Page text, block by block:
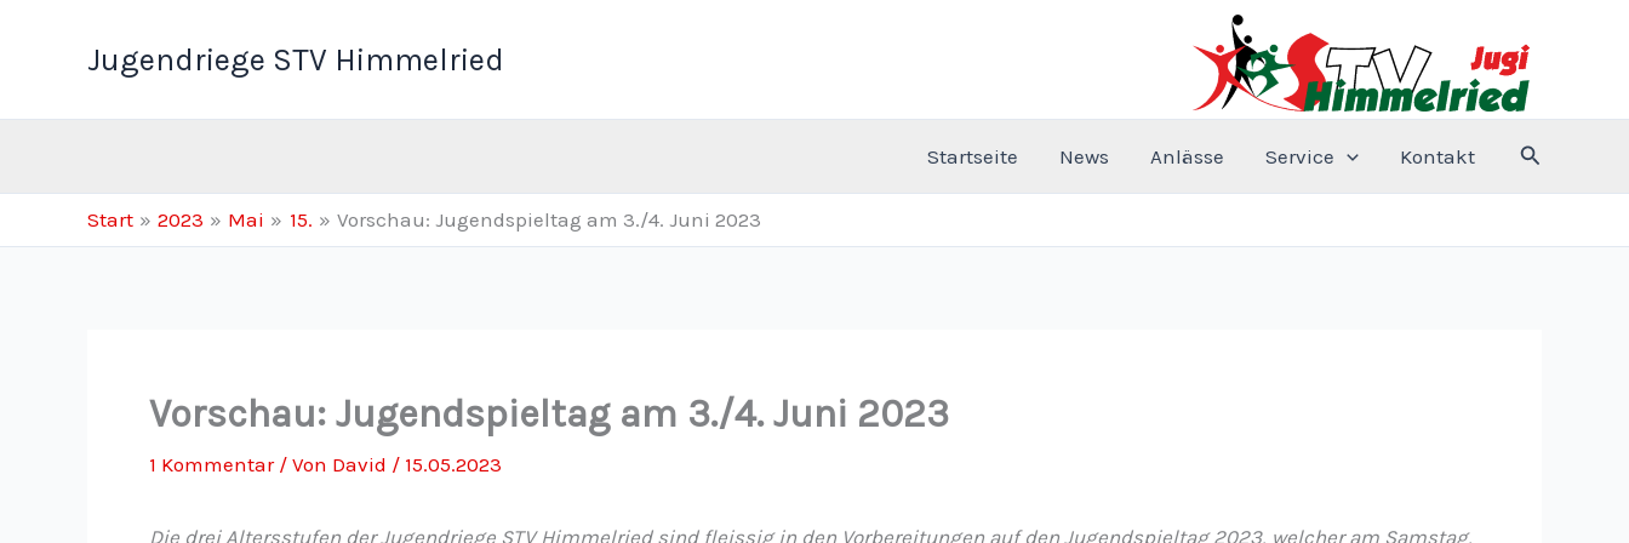
Jugendriege STV Himmelried
Startseite News Anlässe Service Kontakt Suchen
Start 2023 Mai 15. Vorschau: Jugendspieltag am 3./4. Juni 2023
Vorschau: Jugendspieltag am 3./4. Juni 2023
1 Kommentar / Von David / 15.05.2023
Die drei Altersstufen der Jugendriege STV Himmelried sind fleissig in den Vorbereitungen auf den Jugendspieltag 2023, welcher am Samstag,